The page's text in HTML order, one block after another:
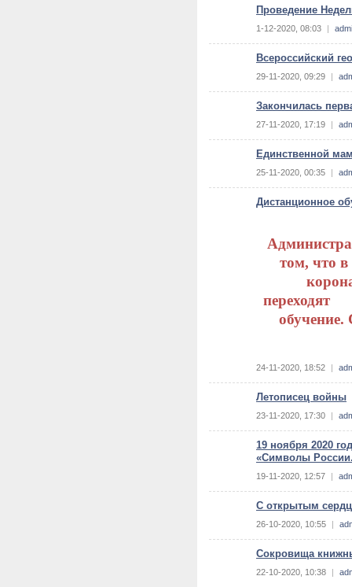
Проведение
1-12-2020, 08:03 |
Всероссийский
29-11-2020, 09:29 |
Закончилась
27-11-2020, 17:19 |
Единственной
25-11-2020, 00:35 |
Дистанционное
том, что в
переходят
Подробная
обучение"
24-11-2020, 18:52 |
Летописец войны
23-11-2020, 17:30 |
19 ноября 2020
«Символы
19-11-2020, 12:57 |
С открытым
26-10-2020, 10:55 |
Сокровища
22-10-2020, 10:38 |